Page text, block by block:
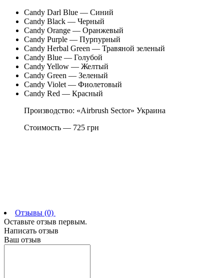
Candy Darl Blue — Синий
Candy Black — Черный
Candy Orange — Оранжевый
Candy Purple — Пурпурный
Candy Herbal Green — Травяной зеленый
Candy Blue — Голубой
Candy Yellow — Желтый
Candy Green — Зеленый
Candy Violet — Фиолетовый
Candy Red — Красный
Производство: «Airbrush Sector» Украина
Стоимость — 725 грн
Отзывы (0)
Оставьте отзыв первым.
Написать отзыв
Ваш отзыв